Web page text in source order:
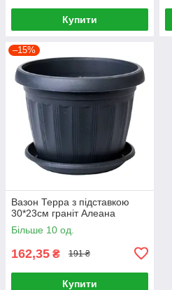
Купити
–15%
Вазон Терра з підставкою
30*23см граніт Алеана
Більше 10 од.
162,35 ₴ 191 ₴
Купити